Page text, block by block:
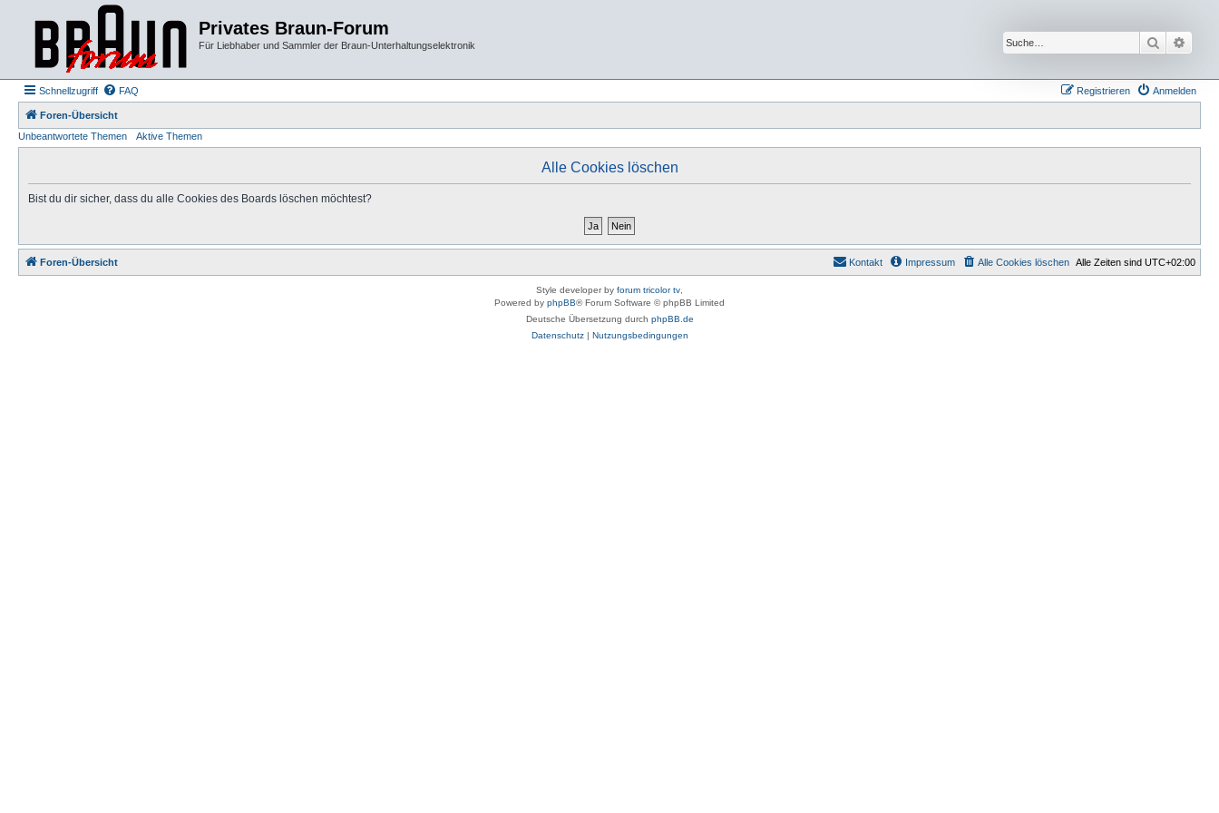
Privates Braun-Forum
Für Liebhaber und Sammler der Braun-Unterhaltungselektronik Suche
Schnellzugriff FAQ Anmelden
Registrieren
Foren-Übersicht
Unbeantwortete Themen
Aktive Themen
Alle Cookies löschen
Bist du dir sicher, dass du alle Cookies des Boards löschen möchtest?
Foren-Übersicht Alle Zeiten sind UTC+02:00
Alle Cookies löschen
Impressum
Kontakt
Style developer by forum tricolor tv
Powered by phpBB® Forum Software © phpBB Limited
Deutsche Übersetzung durch phpBB.de
Datenschutz| Nutzungsbedingungen